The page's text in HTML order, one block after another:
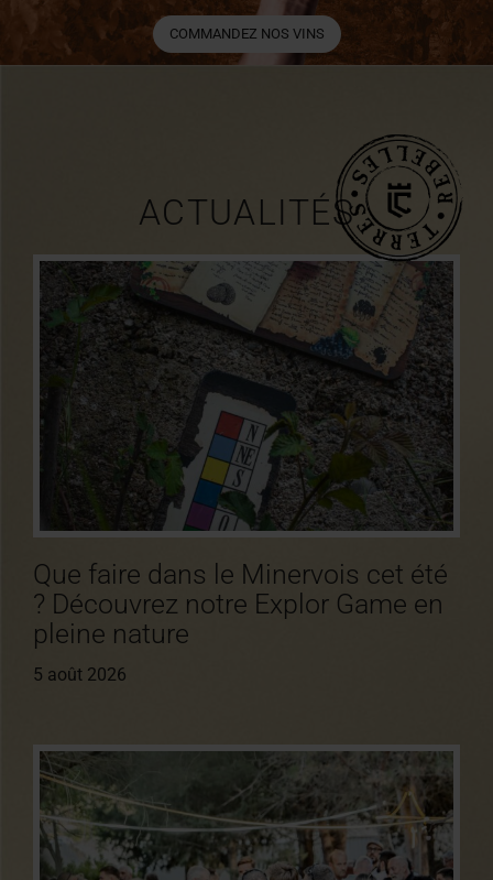
COMMANDEZ NOS VINS
ACTUALITÉS
Que faire dans le Minervois cet été
? Découvrez notre Explor Game en
pleine nature
5 août 2026